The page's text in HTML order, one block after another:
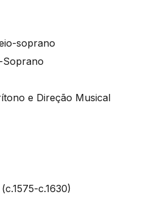
soprano
Soprano
e Direção Musical
(c.1575-c.1630)